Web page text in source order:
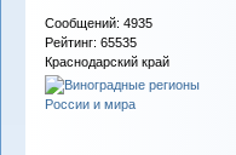
Сообщений: 4935
Рейтинг: 65535
Краснодарский край